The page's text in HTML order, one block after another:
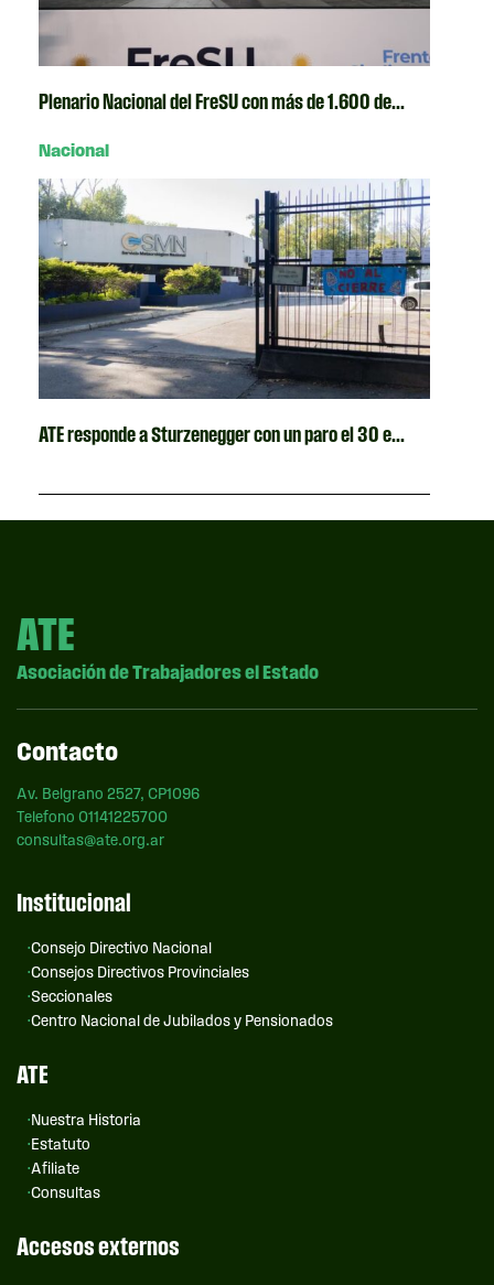
Plenario Nacional del FreSU con más de 1.600 de...
Nacional
ATE responde a Sturzenegger con un paro el 30 e...
ATE
Asociación de Trabajadores el Estado
Contacto
Av. Belgrano 2527, CP1096
Telefono 01141225700
consultas@ate.org.ar
Institucional
Consejo Directivo Nacional
Consejos Directivos Provinciales
Seccionales
Centro Nacional de Jubilados y Pensionados
ATE
Nuestra Historia
Estatuto
Afiliate
Consultas
Accesos externos